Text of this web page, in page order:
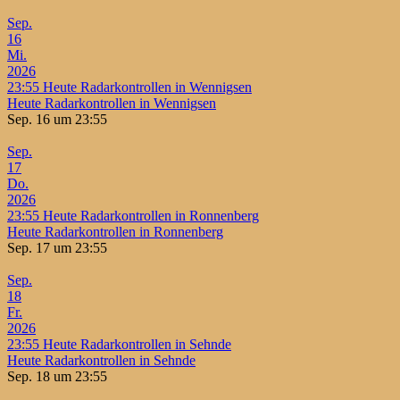
Sep.
16
Mi.
2026
23:55 Heute Radarkontrollen in Wennigsen
Heute Radarkontrollen in Wennigsen
Sep. 16 um 23:55
Sep.
17
Do.
2026
23:55 Heute Radarkontrollen in Ronnenberg
Heute Radarkontrollen in Ronnenberg
Sep. 17 um 23:55
Sep.
18
Fr.
2026
23:55 Heute Radarkontrollen in Sehnde
Heute Radarkontrollen in Sehnde
Sep. 18 um 23:55